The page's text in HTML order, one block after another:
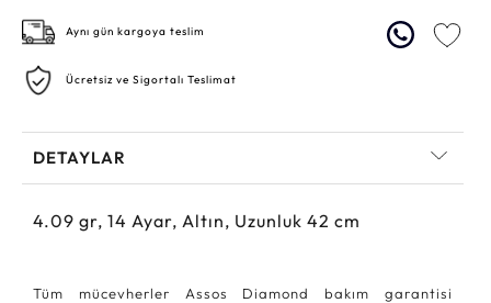
Aynı gün kargoya teslim
Ücretsiz ve Sigortalı Teslimat
DETAYLAR
4.09 gr, 14 Ayar, Altın, Uzunluk 42 cm
Tüm mücevherler Assos Diamond bakım garantisi